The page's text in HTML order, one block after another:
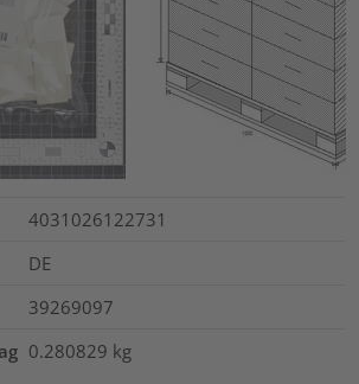
4031026122731
DE
39269097
0.280829 kg